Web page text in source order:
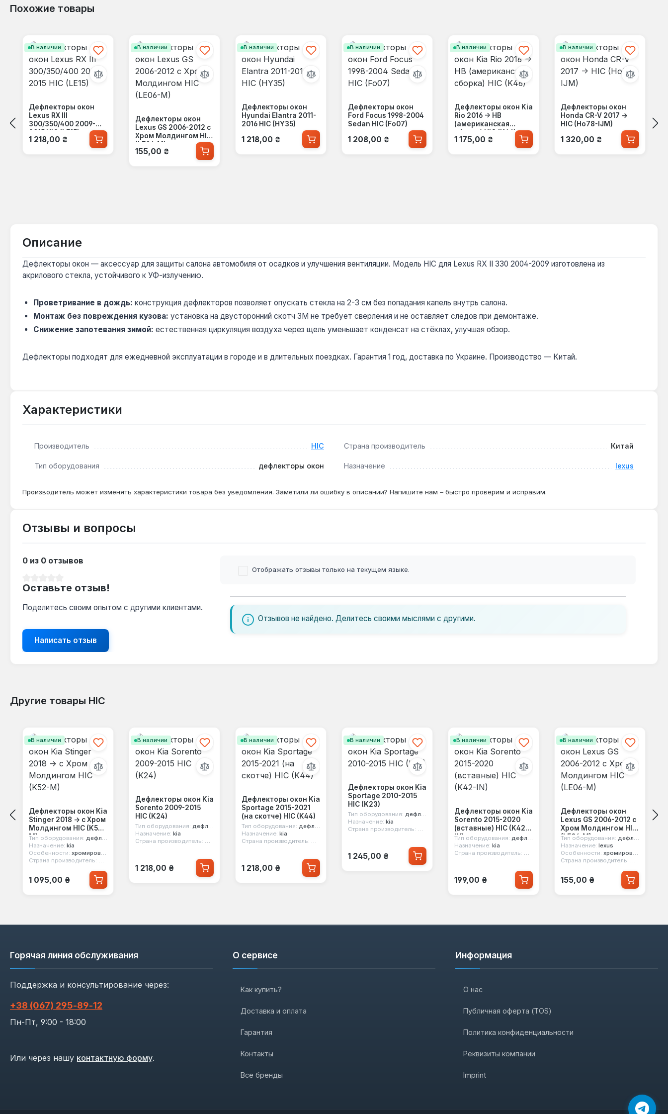
Похожие товары
В наличии
Дефлекторы окон
Lexus RX III
300/350/400 2009-
2015 HIC (LE15)
Обычная цена:
1 218,00 ₴
В наличии
Дефлекторы окон
Lexus GS 2006-2012 с
Хром Молдингом HIC
(LE06-M)
Обычная цена:
155,00 ₴
В наличии
Дефлекторы окон
Hyundai Elantra 2011-
2016 HIC (HY35)
Обычная цена:
1 218,00 ₴
В наличии
Дефлекторы окон
Ford Focus 1998-2004
Sedan HIC (Fo07)
Обычная цена:
1 208,00 ₴
В наличии
Дефлекторы окон Kia
Rio 2016 -> HB
(американская
сборка) HIC (K46)
Обычная цена:
1 175,00 ₴
В наличии
Дефлекторы окон
Honda CR-V 2017 ->
HIC (Ho78-IJM)
Обычная цена:
1 320,00 ₴
Описание
Дефлекторы окон — аксессуар для защиты салона автомобиля от осадков и улучшения вентиляции. Модель HIC для Lexus RX II 330 2004-2009 изготовлена из
акрилового стекла, устойчивого к УФ-излучению.
Проветривание в дождь: конструкция дефлекторов позволяет опускать стекла на 2-3 см без попадания капель внутрь салона.
Монтаж без повреждения кузова: установка на двусторонний скотч 3М не требует сверления и не оставляет следов при демонтаже.
Снижение запотевания зимой: естественная циркуляция воздуха через щель уменьшает конденсат на стёклах, улучшая обзор.
Дефлекторы подходят для ежедневной эксплуатации в городе и в длительных поездках. Гарантия 1 год, доставка по Украине. Производство — Китай.
Характеристики
Производитель HIC Страна производитель Китай
Тип оборудования дефлекторы окон Назначение lexus
Производитель может изменять характеристики товара без уведомления. Заметили ли ошибку в описании? Напишите нам – быстро проверим и исправим.
Отзывы и вопросы
0 из 0 отзывов
Оставьте отзыв!
Поделитесь своим опытом с другими клиентами.
Написать отзыв
Отображать отзывы только на текущем языке.
Отзывов не найдено. Делитесь своими мыслями с другими.
Другие товары HIC
В наличии
Дефлекторы окон Kia
Stinger 2018 -> с Хром
Молдингом HIC (K52-
M)
Тип оборудования: дефлекторы окон
Назначение: kia
Особенности: хромированный молдинг
Страна производитель:
Обычная цена:
1 095,00 ₴
В наличии
Дефлекторы окон Kia
Sorento 2009-2015
HIC (K24)
Тип оборудования: дефлекторы окон
Назначение: kia
Страна производитель:
Обычная цена:
1 218,00 ₴
В наличии
Дефлекторы окон Kia
Sportage 2015-2021
(на скотче) HIC (K44)
Тип оборудования: дефлекторы окон
Назначение: kia
Страна производитель:
Обычная цена:
1 218,00 ₴
В наличии
Дефлекторы окон Kia
Sportage 2010-2015
HIC (K23)
Тип оборудования: дефлекторы окон
Назначение: kia
Страна производитель:
Обычная цена:
1 245,00 ₴
В наличии
Дефлекторы окон Kia
Sorento 2015-2020
(вставные) HIC (K42-
IN)
Тип оборудования: дефлекторы окон
Назначение: kia
Страна производитель:
Обычная цена:
199,00 ₴
В наличии
Дефлекторы окон
Lexus GS 2006-2012 с
Хром Молдингом HIC
(LE06-M)
Тип оборудования: дефлекторы окон
Назначение: lexus
Особенности: хромированный молдинг
Страна производитель:
Обычная цена:
155,00 ₴
Горячая линия обслуживания
Поддержка и консультирование через:
+38 (067) 295‑89‑12
Пн-Пт, 9:00 - 18:00
Или через нашу контактную форму.
О сервисе
Как купить?
Доставка и оплата
Гарантия
Контакты
Все бренды
Информация
О нас
Публичная оферта (TOS)
Политика конфиденциальности
Реквизиты компании
Imprint